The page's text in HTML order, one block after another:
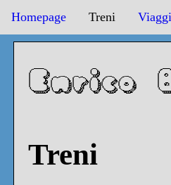
Homepage Treni Viaggi
Treni